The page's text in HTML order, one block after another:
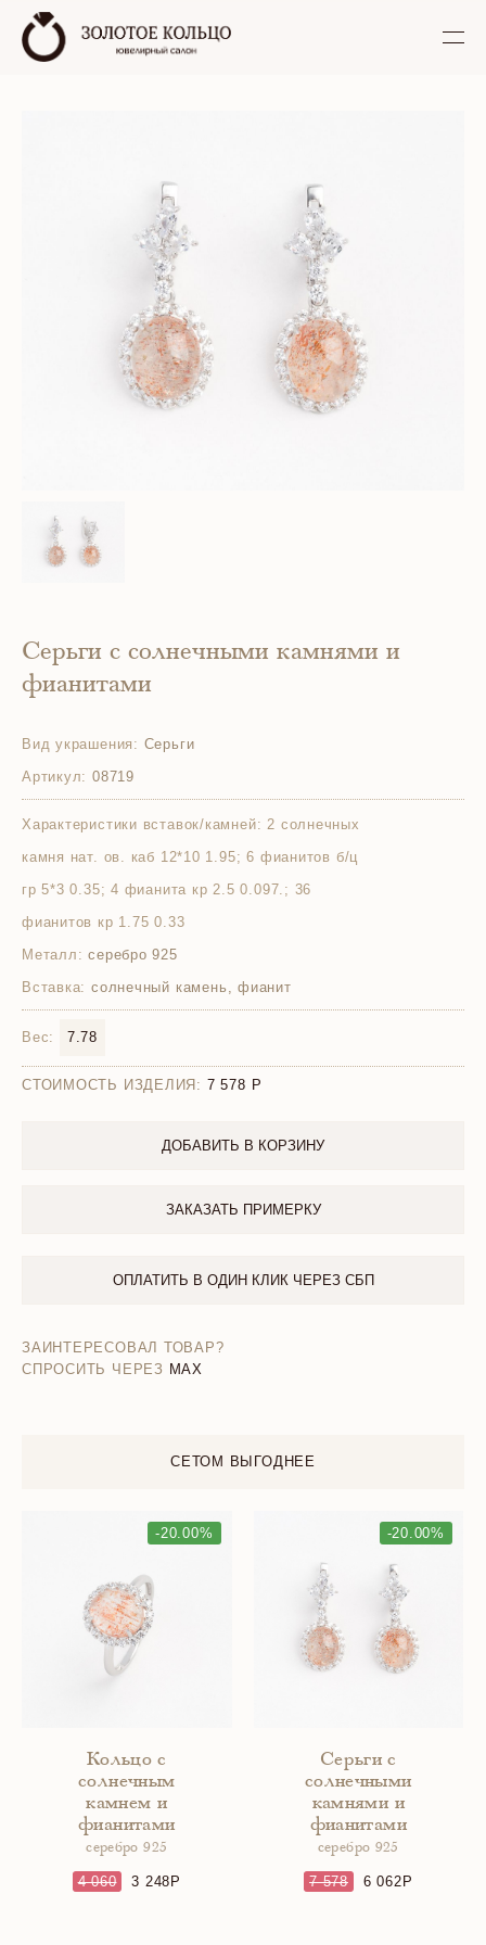
Серьги с солнечными камнями и
фианитами
Вид украшения: Серьги
Артикул: 08719
Характеристики вставок/камней: 2 солнечных
камня нат. ов. каб 12*10 1.95; 6 фианитов б/ц
гр 5*3 0.35; 4 фианита кр 2.5 0.097.; 36
фианитов кр 1.75 0.33
Металл: серебро 925
Вставка: солнечный камень, фианит
Вес: 7.78
СТОИМОСТЬ ИЗДЕЛИЯ: 7 578
ДОБАВИТЬ В КОРЗИНУ
ЗАКАЗАТЬ ПРИМЕРКУ
ОПЛАТИТЬ В ОДИН КЛИК ЧЕРЕЗ СБП
ЗАИНТЕРЕСОВАЛ ТОВАР?
СПРОСИТЬ ЧЕРЕЗ MAX
СЕТОМ ВЫГОДНЕЕ
-20.00%
Кольцо с
солнечным
камнем и
фианитами
серебро 925
4 060 3 248
-20.00%
Серьги с
солнечными
камнями и
фианитами
серебро 925
7 578 6 062